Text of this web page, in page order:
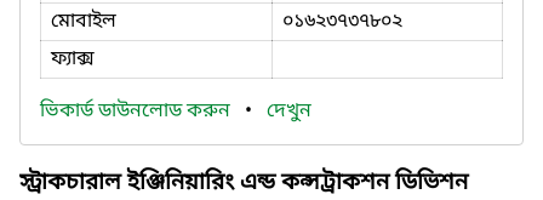
মোবাইল
০১৬২৩৭৩৭৮০২
ফ্যাক্স
ভিকার্ড ডাউনলোড করুন • দেখুন
স্ট্রাকচারাল ইঞ্জিনিয়ারিং এন্ড কন্সট্রাকশন ডিভিশন